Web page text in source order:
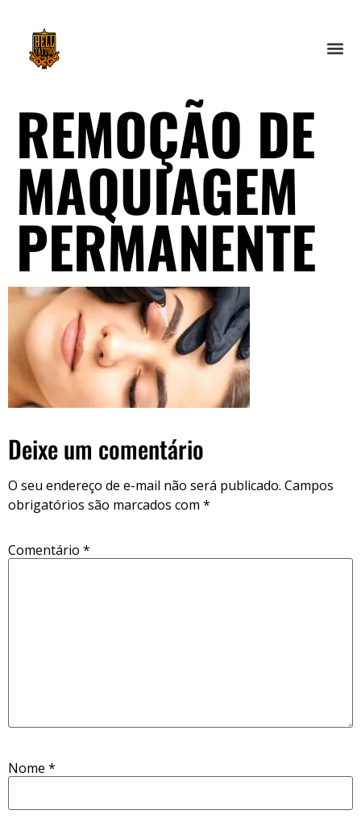
REMOÇÃO DE
MAQUIAGEM
PERMANENTE
Deixe um comentário
O seu endereço de e-mail não será publicado. Campos
obrigatórios são marcados com *
Comentário *
Nome *